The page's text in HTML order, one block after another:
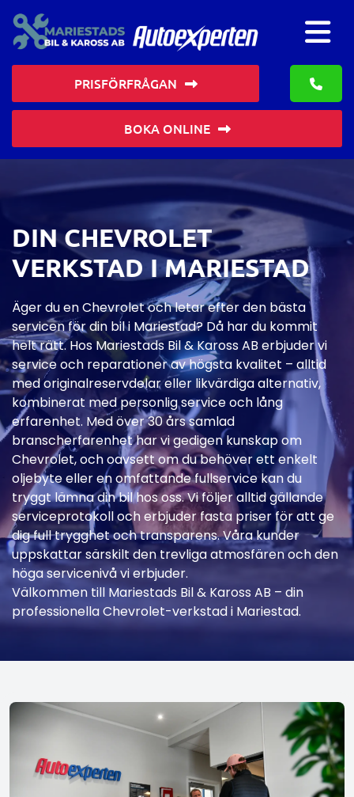
PRISFÖRFRÅGAN
BOKA ONLINE
DIN CHEVROLET
VERKSTAD I MARIESTAD
Äger du en Chevrolet och letar efter den bästa
servicen för din bil i Mariestad? Då har du kommit
helt rätt. Hos Mariestads Bil & Kaross AB erbjuder vi
service och reparationer av högsta kvalitet – alltid
med originalreservdelar eller likvärdiga alternativ,
kombinerat med personlig service och lång
erfarenhet. Med över 30 års samlad
branscherfarenhet har vi gedigen kunskap om
Chevrolet, och oavsett om du behöver ett enkelt
oljebyte eller en omfattande fullservice kan du
tryggt lämna din bil hos oss. Vi följer alltid gällande
serviceprotokoll och erbjuder fasta priser för att ge
dig full trygghet och transparens. Våra kunder
uppskattar särskilt den trevliga atmosfären och den
höga servicenivå vi erbjuder.
Välkommen till Mariestads Bil & Kaross AB – din
professionella Chevrolet-verkstad i Mariestad.